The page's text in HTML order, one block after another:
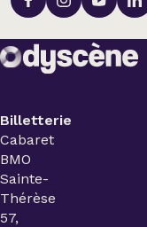
Billetterie
Cabaret
BMO
Sainte-
Thérèse
57,